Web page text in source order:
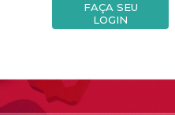
FAÇA SEU
LOGIN